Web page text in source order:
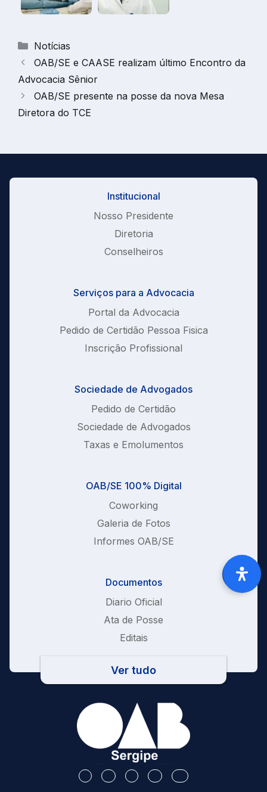
Categorias
Notícias
OAB/SE e CAASE realizam último Encontro da
Advocacia Sênior
OAB/SE presente na posse da nova Mesa
Diretora do TCE
Institucional
Nosso Presidente
Diretoria
Conselheiros
Serviços para a Advocacia
Portal da Advocacia
Pedido de Certidão Pessoa Fisica
Inscrição Profissional
Sociedade de Advogados
Pedido de Certidão
Sociedade de Advogados
Taxas e Emolumentos
OAB/SE 100% Digital
Coworking
Galeria de Fotos
Informes OAB/SE
Documentos
Diario Oficial
Ata de Posse
Editais
Ver tudo